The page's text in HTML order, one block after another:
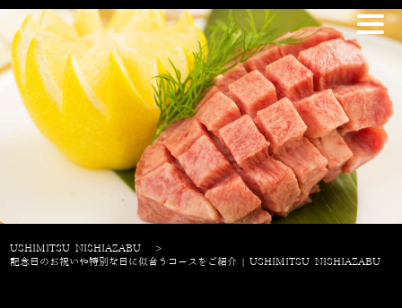
USHIMITSU NISHIAZABU
>
記念日のお祝いや特別な日に似合うコースをご紹介 | USHIMITSU NISHIAZABU